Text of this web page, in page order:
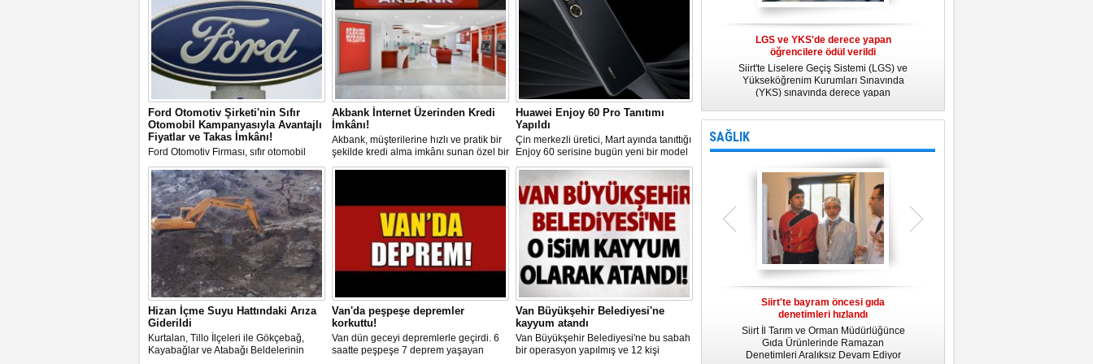
Ford Otomotiv Şirketi'nin Sıfır
Otomobil Kampanyasıyla Avantajlı
Fiyatlar ve Takas İmkânı!
Ford Otomotiv Firması, sıfır otomobil
satın almak isteyen müşterilerine güncel
fiyatlar ve kampanyalar sunuyor.
Akbank İnternet Üzerinden Kredi
İmkânı!
Akbank, müşterilerine hızlı ve pratik bir
şekilde kredi alma imkânı sunan özel bir
kampanya başlattı. Bu kampanya, T.C.
Huawei Enjoy 60 Pro Tanıtımı
Yapıldı
Çin merkezli üretici, Mart ayında tanıttığı
Enjoy 60 serisine bugün yeni bir model
ekledi. Huawei Enjoy 60 Pro,
kullanıcılara üst düzey özellikler
sunmayı hedefliyor.
Hizan İçme Suyu Hattındaki Arıza
Giderildi
Kurtalan, Tillo İlçeleri ile Gökçebağ,
Kayabağlar ve Atabağı Beldelerinin
Van'da peşpeşe depremler
korkuttu!
Van dün geceyi depremlerle geçirdi. 6
saatte peşpeşe 7 deprem yaşayan
Van Büyükşehir Belediyesi'ne
kayyum atandı
Van Büyükşehir Belediyesi'ne bu sabah
bir operasyon yapılmış ve 12 kişi
LGS ve YKS'de derece yapan
öğrencilere ödül verildi
Siirt'te Liselere Geçiş Sistemi (LGS) ve
Yükseköğrenim Kurumları Sınavında
(YKS) sınavında derece yapan
Kadına Yönelik Şiddetle Mücadele"
SAĞLIK
Siirt'te bayram öncesi gıda
denetimleri hızlandı
Siirt İl Tarım ve Orman Müdürlüğünce
Gıda Ürünlerinde Ramazan
Denetimleri Aralıksız Devam Ediyor